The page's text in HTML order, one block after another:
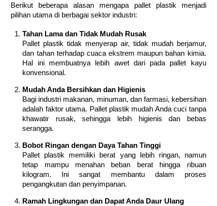
Berikut beberapa alasan mengapa pallet plastik menjadi
pilihan utama di berbagai sektor industri:
Tahan Lama dan Tidak Mudah Rusak
Pallet plastik tidak menyerap air, tidak mudah berjamur,
dan tahan terhadap cuaca ekstrem maupun bahan kimia.
Hal ini membuatnya lebih awet dari pada pallet kayu
konvensional.
Mudah Anda Bersihkan dan Higienis
Bagi industri makanan, minuman, dan farmasi, kebersihan
adalah faktor utama. Pallet plastik mudah Anda cuci tanpa
khawatir rusak, sehingga lebih higienis dan bebas
serangga.
Bobot Ringan dengan Daya Tahan Tinggi
Pallet plastik memiliki berat yang lebih ringan, namun
tetap mampu menahan beban berat hingga ribuan
kilogram. Ini sangat membantu dalam proses
pengangkutan dan penyimpanan.
Ramah Lingkungan dan Dapat Anda Daur Ulang